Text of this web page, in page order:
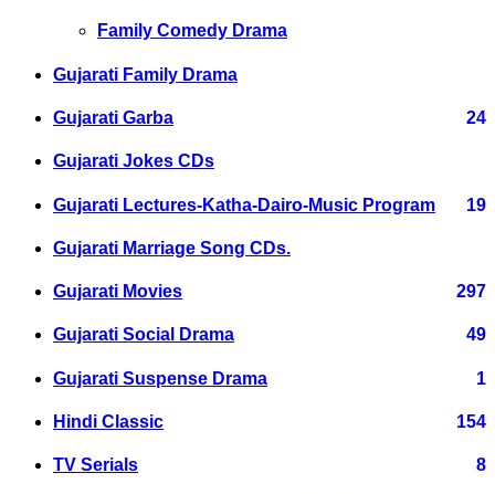
Family Comedy Drama
Gujarati Family Drama
Gujarati Garba 24
Gujarati Jokes CDs
Gujarati Lectures-Katha-Dairo-Music Program 19
Gujarati Marriage Song CDs.
Gujarati Movies 297
Gujarati Social Drama 49
Gujarati Suspense Drama 1
Hindi Classic 154
TV Serials 8